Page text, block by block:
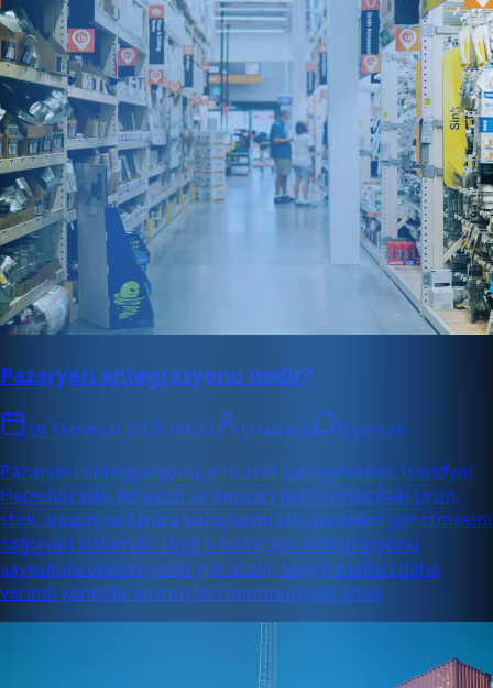
Pazaryeri entegrasyonu nedir?
16 Temmuz 2026 09:37 Enabase
0 yorum
Pazaryeri entegrasyonu, e-ticaret işletmelerinin Trendyol,
Hepsiburada, Amazon ve benzeri platformlardaki ürün,
stok, sipariş ve fatura süreçlerini tek panelden yönetmesini
sağlayan sistemdir. Doğru pazaryeri entegrasyonu
sayesinde operasyonel yük azalır, satış kanalları daha
verimli yönetilir ve müşteri memnuniyeti artar.